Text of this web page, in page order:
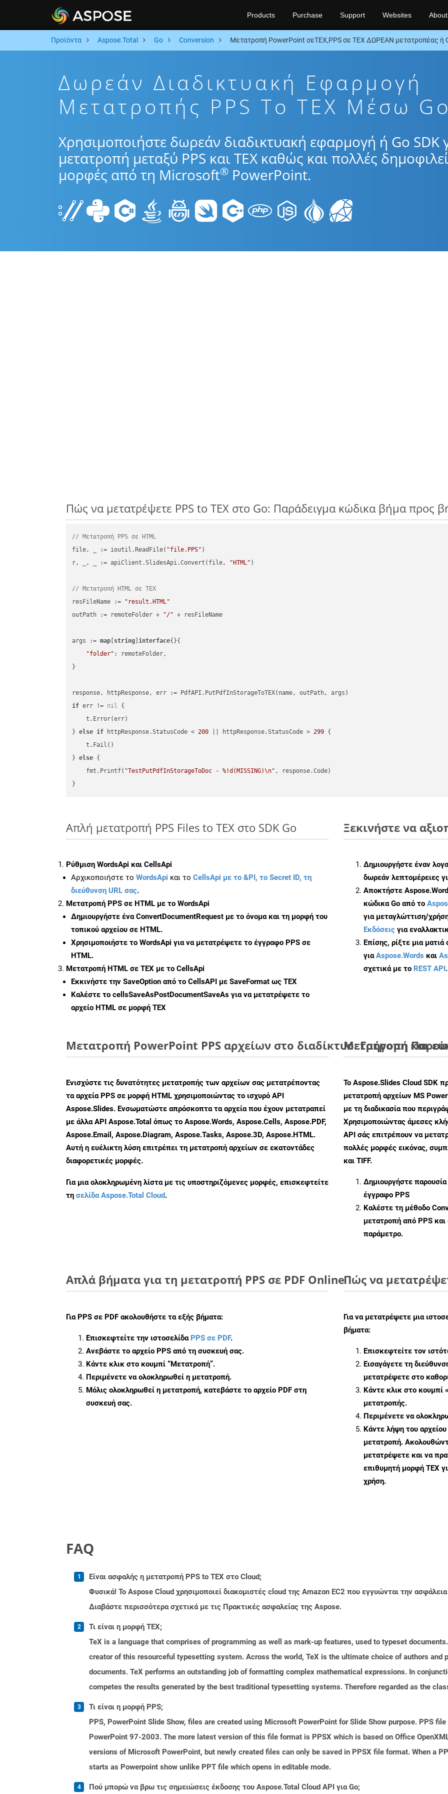
Products Purchase Support Websites About
Προϊόντα Aspose.Total Go Conversion Μετατροπή PowerPoint σεTEX,PPS σε TEX ΔΩΡΕΑΝ μετατροπέας ή
Δωρεάν Διαδικτυακή Εφαρμογή
Μετατροπής PPS To TEX Μέσω
Χρησιμοποιήστε δωρεάν διαδικτυακή εφαρμογή ή Go SDK
μετατροπή μεταξύ PPS και TEX καθώς και πολλές
μορφές από τη Microsoft® PowerPoint.
Πώς να μετατρέψετε PPS to TEX στο Go: Παράδειγμα κώδικα βήμα προς
// Μετατροπή PPS σε HTML
file, _ := ioutil.ReadFile( "file.PPS" )
r, _, _ := apiClient.SlidesApi.Convert(file,
"HTML" )
// Μετατροπή HTML σε TEX
resFileName :=
"result.HTML"
outPath := remoteFolder +
"/" + resFileName
args := map string ]interface{}{
"folder" : remoteFolder,
}
if err != nil {
    t.Error(err)
} else if httpResponse.StatusCode < 200 || httpResponse.StatusCode > 299 {
    t.Fail()
} else {
    fmt.Printf(
"TestPutPdfInStorageToDoc - %!d(MISSING)\n" , response.Code)
Απλή μετατροπή PPS Files to TEX στο SDK Go
Ρύθμιση WordsApi και CellsApi
Αρχικοποιήστε το WordsApi και το CellsApi με το &PI, το Secret ID, τη
διεύθυνση URL σας.
Μετατροπή PPS σε HTML με το WordsApi
Δημιουργήστε έναConvertDocumentRequest με το όνομα και τη μορφή του
τοπικού αρχείου σε HTML.
Χρησιμοποιήστε το WordsApi για να μετατρέψετε το έγγραφο PPS σε
HTML.
Μετατροπή HTML σε TEX με το CellsApi
Εκκινήστε την SaveOption από το CellsAPI με SaveFormat ως TEX
Καλέστε το cellsSaveAsPostDocumentSaveAs για να μετατρέψετε το
αρχείο HTML σε μορφή TEX
Ξεκινήστε να
Δημιουργήστε έναν
δωρεάν λεπτομέρειες
Αποκτήστε
κώδικα Go από το
για μεταγλώττιση/
Εκδόσεις για
Επίσης, ρίξτε μια
γιαAspose.Words και
σχετικά με το REST API.
Μετατροπή PowerPoint PPS αρχείων στο διαδίκτυο: Γρήγορη και
Ενισχύστε τις δυνατότητες μετατροπής των αρχείων σας μετατρέποντας
τα αρχεία PPS σε μορφή HTML χρησιμοποιώντας το ισχυρό API
Aspose.Slides. Ενσωματώστε απρόσκοπτα τα αρχεία που έχουν μετατραπεί
με άλλα API Aspose.Total όπως το Aspose.Words, Aspose.Cells, Aspose.PDF,
Aspose.Email, Aspose.Diagram, Aspose.Tasks, Aspose.3D, Aspose.HTML.
Αυτή η ευέλικτη λύση επιτρέπει τη μετατροπή αρχείων σε εκατοντάδες
διαφορετικές μορφές.
Για μια ολοκληρωμένη λίστα με τις υποστηριζόμενες μορφές, επισκεφτείτε
τη σελίδα Aspose.Total Cloud.
Μετατροπή
Το Aspose.Slides Cloud SDK
μετατροπή αρχείων MS
με τη διαδικασία που
Χρησιμοποιώντας άμεσες
API σάς επιτρέπουν να
πολλές μορφές εικόνας,
και TIFF.
Δημιουργήστε
έγγραφο PPS
Καλέστε τη μέθοδο
μετατροπή από PPS
παράμετρο.
Απλά βήματα για τη μετατροπή PPS σε PDF Online
Για PPS σε PDF ακολουθήστε τα εξής βήματα:
Επισκεφτείτε την ιστοσελίδα PPS σε PDF.
Ανεβάστε το αρχείο PPS από τη συσκευή σας.
Κάντε κλικ στο κουμπί “Μετατροπή”.
Περιμένετε να ολοκληρωθεί η μετατροπή.
Μόλις ολοκληρωθεί η μετατροπή, κατεβάστε το αρχείο PDF στη
συσκευή σας.
Πώς να
Για να μετατρέψετε μια
βήματα:
Επισκεφτείτε τον
Εισαγάγετε τη
μετατρέψετε στο
Κάντε κλικ στο κουμπί
μετατροπής.
Περιμένετε να
Κάντε λήψη του
μετατροπή.
μετατρέψετε και να
επιθυμητή μορφή TEX
χρήση.
FAQ
Είναι ασφαλής η μετατροπή PPS to TEX στο Cloud;
Φυσικά! Το Aspose Cloud χρησιμοποιεί διακομιστές cloud της Amazon EC2 που εγγυώνται την
Διαβάστε περισσότερα σχετικά με τις Πρακτικές ασφαλείας της Aspose.
Τι είναι η μορφή TEX;
TeX is a language that comprises of programming as well as mark-up features, used to typeset
creator of this resourceful typesetting system. Across the world, TeX is the ultimate choice of authors and
documents. TeX performs an outstanding job of formatting complex mathematical expressions. In
competes the results generated by the best traditional typesetting systems. Therefore regarded as the
Τι είναι η μορφή PPS;
PPS, PowerPoint Slide Show, files are created using Microsoft PowerPoint for Slide Show purpose. PPS
PowerPoint 97-2003. The more latest version of this file format is PPSX which is based on Office
versions of Microsoft PowerPoint, but newly created files can only be saved in PPSX file format. When a
starts as Powerpoint show unlike PPT file which opens in editable mode.
Πού μπορώ να βρω τις σημειώσεις έκδοσης του Aspose.Total Cloud API για Go;